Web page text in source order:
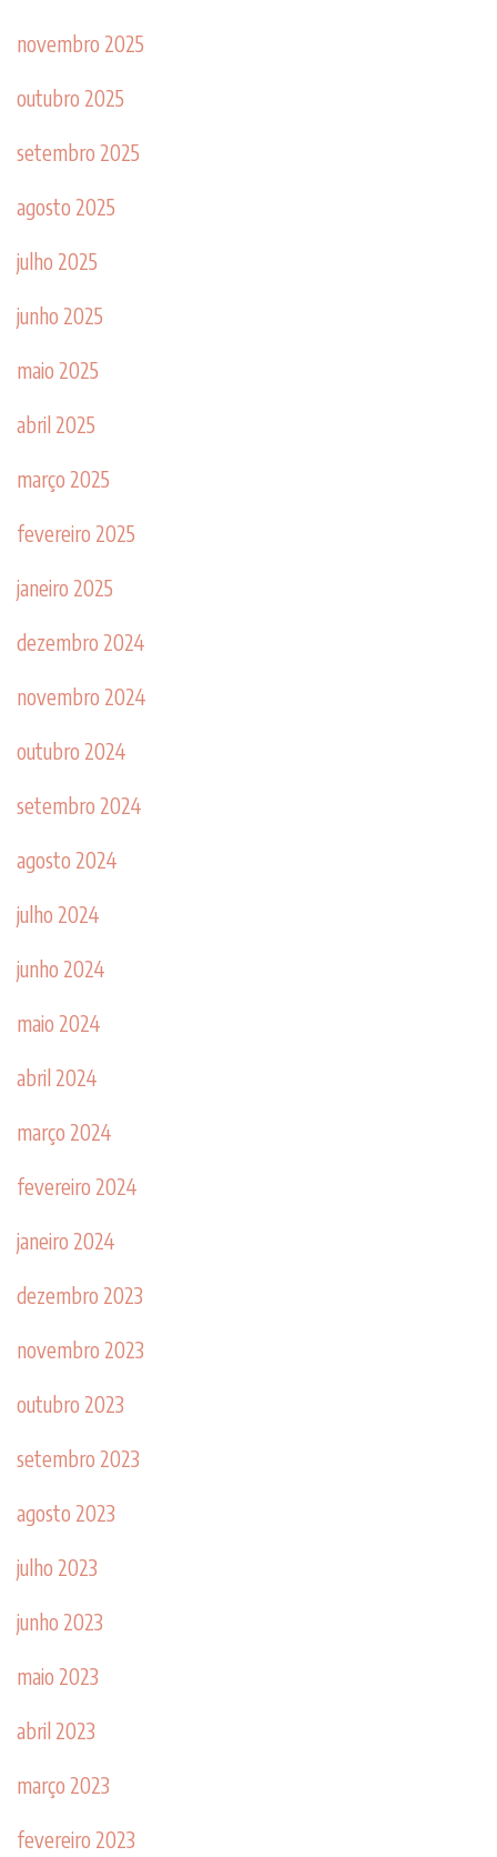
novembro 2025
outubro 2025
setembro 2025
agosto 2025
julho 2025
junho 2025
maio 2025
abril 2025
março 2025
fevereiro 2025
janeiro 2025
dezembro 2024
novembro 2024
outubro 2024
setembro 2024
agosto 2024
julho 2024
junho 2024
maio 2024
abril 2024
março 2024
fevereiro 2024
janeiro 2024
dezembro 2023
novembro 2023
outubro 2023
setembro 2023
agosto 2023
julho 2023
junho 2023
maio 2023
abril 2023
março 2023
fevereiro 2023